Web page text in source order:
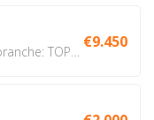
€9.450